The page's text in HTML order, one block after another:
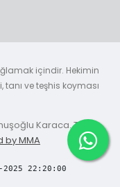
içindir. Hekimin
ve teşhis koyması
Karaca. Tüm
by MMA
22:20:00